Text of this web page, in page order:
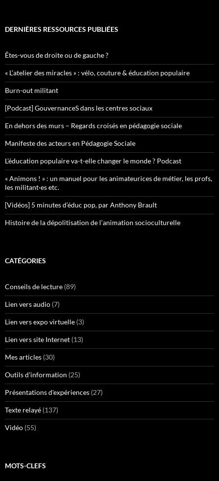
DERNIÈRES RESSOURCES PUBLIÉES
Êtes-vous de droite ou de gauche ?
« L’atelier des miracles » : vélo, couture & éducation populaire
Burn-out militant
[Podcast] GouvernanceS dans les centres sociaux
En dehors des murs – Regards croisés en pédagogie sociale
Manifeste des acteurs en Pédagogie Sociale
L’éducation populaire va-t-elle changer le monde ? Podcast
« Animons ! » : un manuel pour les animateurices de métier, les profs,
les militant·es etc.
[Vidéos] 5 minutes d’éduc pop, par Anthony Brault
Histoire de la dépolitisation de l’animation socioculturelle
CATÉGORIES
Conseils de lecture (89)
Lien vers audio (7)
Lien vers expo virtuelle (3)
Lien vers site Internet (13)
Mes articles (30)
Outils d'information (25)
Présentations d'expériences (27)
Texte relayé (137)
Vidéo (55)
MOTS-CLEFS